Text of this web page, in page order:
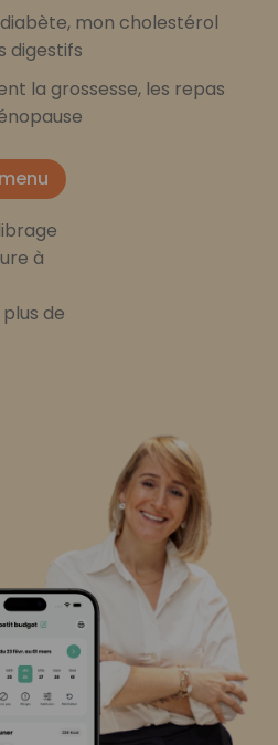
mon cholestérol
digestifs
la grossesse, les repas
à
de